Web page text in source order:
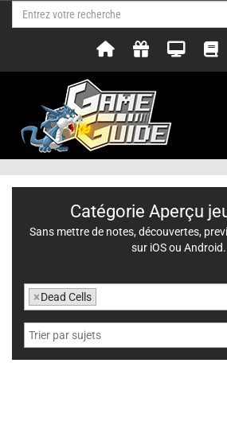
Catégorie Aperçu
Sans mettre de notes, découvertes,
sur iOS ou Android.
×Dead Cells